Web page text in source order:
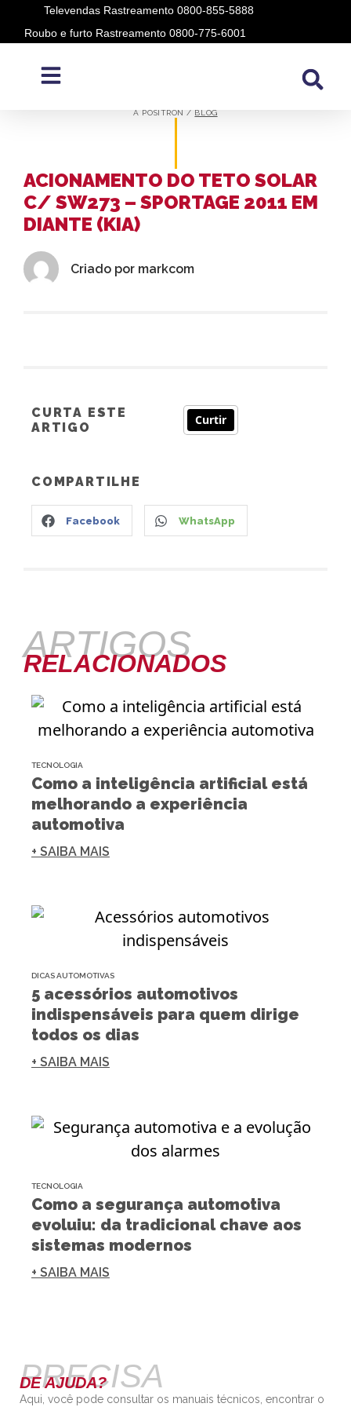
Televendas Rastreamento 0800-855-5888
Roubo e furto Rastreamento 0800-775-6001
A PÓSITRON / BLOG
ACIONAMENTO DO TETO SOLAR
C/ SW273 – SPORTAGE 2011 EM
DIANTE (KIA)
Criado por markcom
CURTA ESTE
ARTIGO
Curtir
COMPARTILHE
Facebook WhatsApp
ARTIGOS
RELACIONADOS
TECNOLOGIA
Como a inteligência artificial está
melhorando a experiência
automotiva
+ SAIBA MAIS
DICAS AUTOMOTIVAS
5 acessórios automotivos
indispensáveis para quem dirige
todos os dias
+ SAIBA MAIS
TECNOLOGIA
Como a segurança automotiva
evoluiu: da tradicional chave aos
sistemas modernos
+ SAIBA MAIS
PRECISA
DE AJUDA?
Aqui, você pode consultar os manuais técnicos, encontrar o